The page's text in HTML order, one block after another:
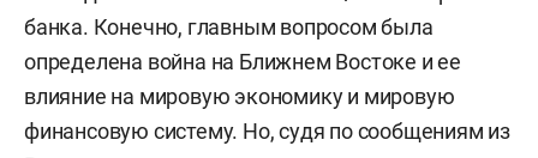
банка. Конечно, главным вопросом была
определена война на Ближнем Востоке и ее
влияние на мировую экономику и мировую
финансовую систему. Но, судя по сообщениям из